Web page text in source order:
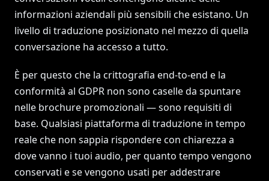
informazioni aziendali più sensibili che esistano. Un
livello di traduzione posizionato nel mezzo di quella
conversazione ha accesso a tutto.
È per questo che la crittografia end-to-end e la
conformità al GDPR non sono caselle da spuntare
nelle brochure promozionali — sono requisiti di
base. Qualsiasi piattaforma di traduzione in tempo
reale che non sappia rispondere con chiarezza a
dove vanno i tuoi audio, per quanto tempo vengono
conservati e se vengono usati per addestrare